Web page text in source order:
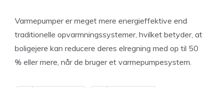
Varmepumper er meget mere energieffektive end
traditionelle opvarmningssystemer, hvilket betyder, at
boligejere kan reducere deres elregning med op til 50
% eller mere, når de bruger et varmepumpesystem.